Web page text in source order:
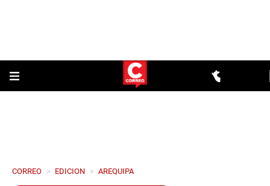
CORREO > EDICION > AREQUIPA